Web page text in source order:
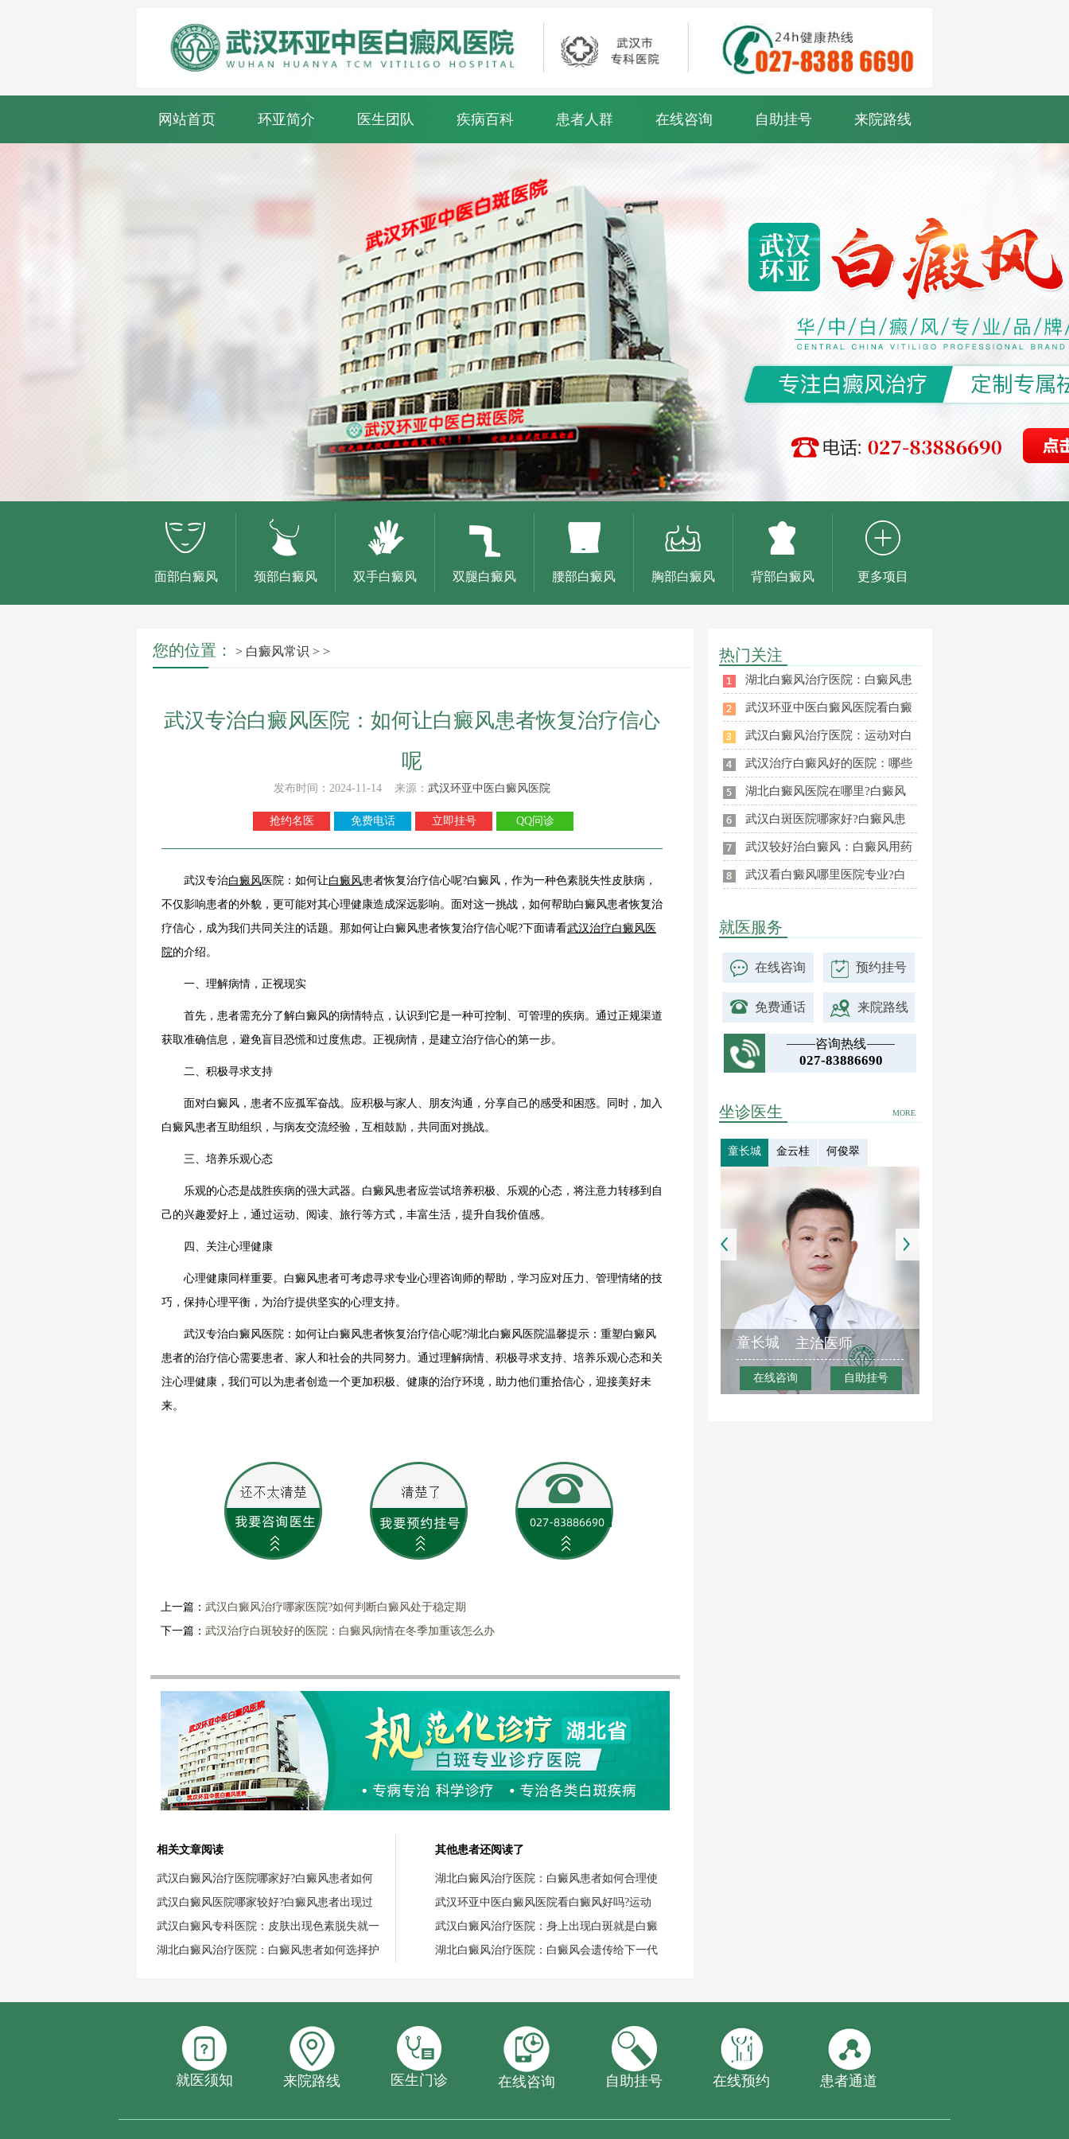
网站首页 环亚简介 医生团队 疾病百科 患者人群 在线咨询 自助挂号 来院路线
面部白癜风 颈部白癜风 双手白癜风 双腿白癜风 腰部白癜风 胸部白癜风 背部白癜风 更多项目
您的位置： > 白癜风常识 > >
武汉专治白癜风医院：如何让白癜风患者恢复治疗信心
呢
发布时间：2024-11-14 来源： 武汉环亚中医白癜风医院
抢约名医 免费电话 立即挂号 QQ问诊
武汉专治白癜风 医院：如何让白癜风患者恢复治疗信心呢?白癜风，作为一种色素脱失性皮肤病，
不仅影响患者的外貌，更可能对其心理健康造成深远影响。面对这一挑战，如何帮助白癜风患者恢复治
疗信心，成为我们共同关注的话题。那如何让白癜风患者恢复治疗信心呢?下面请看武汉治疗白癜风医
院的介绍。
一、理解病情，正视现实
首先，患者需充分了解白癜风的病情特点，认识到它是一种可控制、可管理的疾病。通过正规渠道
获取准确信息，避免盲目恐慌和过度焦虑。正视病情，是建立治疗信心的第一步。
二、积极寻求支持
面对白癜风，患者不应孤军奋战。应积极与家人、朋友沟通，分享自己的感受和困惑。同时，加入
白癜风患者互助组织，与病友交流经验，互相鼓励，共同面对挑战。
三、培养乐观心态
乐观的心态是战胜疾病的强大武器。白癜风患者应尝试培养积极、乐观的心态，将注意力转移到自
己的兴趣爱好上，通过运动、阅读、旅行等方式，丰富生活，提升自我价值感。
四、关注心理健康
心理健康同样重要。白癜风患者可考虑寻求专业心理咨询师的帮助，学习应对压力、管理情绪的技
巧，保持心理平衡，为治疗提供坚实的心理支持。
武汉专治白癜风医院：如何让白癜风患者恢复治疗信心呢?湖北白癜风医院温馨提示：重塑白癜风
患者的治疗信心需要患者、家人和社会的共同努力。通过理解病情、积极寻求支持、培养乐观心态和关
注心理健康，我们可以为患者创造一个更加积极、健康的治疗环境，助力他们重拾信心，迎接美好未
来。
上一篇： 武汉白癜风治疗哪家医院?如何判断白癜风处于稳定期
下一篇： 武汉治疗白斑较好的医院：白癜风病情在冬季加重该怎么办
相关文章阅读
武汉白癜风治疗医院哪家好?白癜风患者如何
武汉白癜风医院哪家较好?白癜风患者出现过
武汉白癜风专科医院：皮肤出现色素脱失就一
湖北白癜风治疗医院：白癜风患者如何选择护
其他患者还阅读了
湖北白癜风治疗医院：白癜风患者如何合理使
武汉环亚中医白癜风医院看白癜风好吗?运动
武汉白癜风治疗医院：身上出现白斑就是白癜
湖北白癜风治疗医院：白癜风会遗传给下一代
热门关注
湖北白癜风治疗医院：白癜风患
武汉环亚中医白癜风医院看白癜
武汉白癜风治疗医院：运动对白
武汉治疗白癜风好的医院：哪些
湖北白癜风医院在哪里?白癜风
武汉白斑医院哪家好?白癜风患
武汉较好治白癜风：白癜风用药
武汉看白癜风哪里医院专业?白
就医服务
在线咨询 预约挂号
免费通话 来院路线
咨询热线
027-83886690
MORE
坐诊医生
童长城 金云桂 何俊翠
童长城 主治医师
在线咨询 自助挂号
就医须知 来院路线 医生门诊 在线咨询 自助挂号 在线预约 患者通道